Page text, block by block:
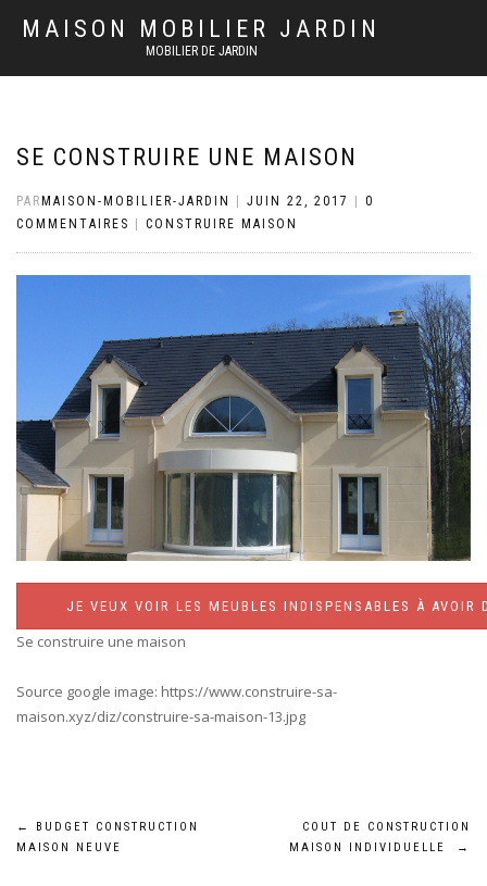
MAISON MOBILIER JARDIN
MOBILIER DE JARDIN
SE CONSTRUIRE UNE MAISON
PAR MAISON-MOBILIER-JARDIN JUIN 22, 2017
0
COMMENTAIRES
CONSTRUIRE MAISON
JE VEUX VOIR LES MEUBLES INDISPENSABLES À
Se construire une maison
Source google image: https://www.construire-sa-
maison.xyz/diz/construire-sa-maison-13.jpg
Navigation
←
BUDGET CONSTRUCTION
MAISON NEUVE
COUT DE CONSTRUCTION
MAISON INDIVIDUELLE
→